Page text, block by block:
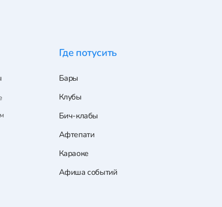
Где потусить
Бары
Клубы
Бич-клабы
Афтепати
Караоке
Афиша событий